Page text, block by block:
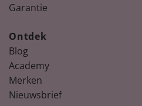
Garantie
Ontdek
Blog
Academy
Merken
Nieuwsbrief